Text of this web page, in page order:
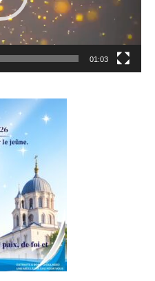
01:03